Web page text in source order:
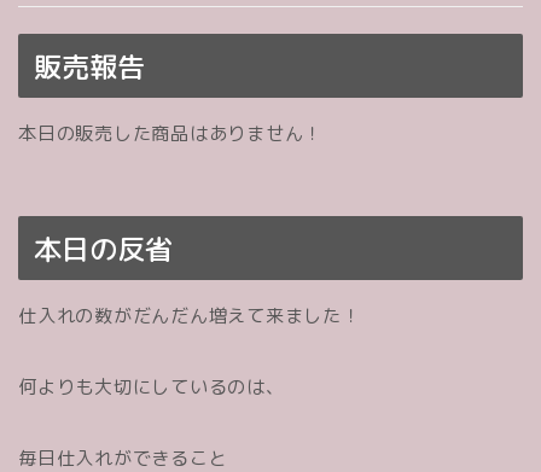
販売報告
本日の販売した商品はありません！
本日の反省
仕入れの数がだんだん増えて来ました！
何よりも大切にしているのは、
毎日仕入れができること